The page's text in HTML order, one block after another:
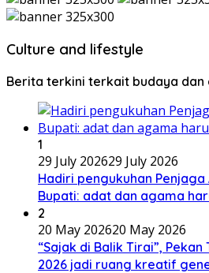
Culture and lifestyle
Berita terkini terkait budaya dan
1
29 July 202629 July 2026
Hadiri pengukuhan
Bupati: adat dan agama
2
20 May 202620 May 2026
“Sajak di Balik Tirai”,
2026 jadi ruang kreatif